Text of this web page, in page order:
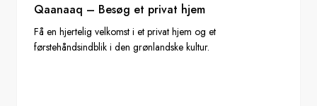
Qaanaaq – Besøg et privat hjem
Få en hjertelig velkomst i et privat hjem og et
førstehåndsindblik i den grønlandske kultur.